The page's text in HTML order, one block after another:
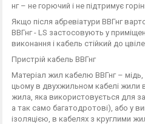
нг – не горючий і не підтримує
Якщо після абревіатури ВВГнг
ВВГнг - LS застосовують у
виконання і кабель стійкий до
Пристрій кабель ВВГнг
Матеріал жил кабелю ВВГнг – мідь,
цьому в двухжильном кабелі жили
жила, яка використовується для
а так само багатодротові), або у
ізоляцією, в кабелях з круглими